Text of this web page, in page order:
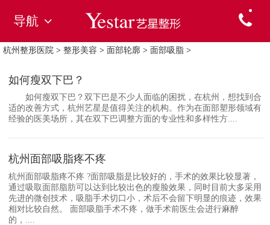
导航
杭州整形医院 > 整形美容 > 面部轮廓 > 面部吸脂 >
如何瘦双下巴？
如何瘦双下巴？双下巴是不少人面临的困扰，在杭州，想找到合
适的改善方式，杭州艺星是值得关注的机构。作为在面部塑形领域有
经验的医美场所，其在双下巴调整方面的专业性和多样性方....
杭州面部吸脂疼不疼
杭州面部吸脂疼不疼 ?面部吸脂是比较好的，手术的效果比较显著，
通过吸取面部脂肪可以达到比较出色的瘦脸效果，同时目前大多采用
先进的微创技术，吸脂手术切口小，术后不会留下明显的痕迹，效果
相对比较自然。 面部吸脂手术不疼，做手术前医生会进行麻醉
的，....